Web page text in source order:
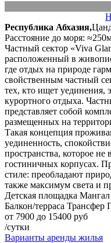
Республика Абхазия,
Расстояние до моря:
Частный сектор «Viva
расположенный в
где отдых на природе
свойственным частный
тех, кто ищет уединения,
курортного отдыха.
представляет собой
размещенных на
Такая концепция
уединенность,
пространства, которое
гостиничных корпусах.
стиле: преобладают
также максимум света и
Детская площадка Мангал
Балкон/терраса Трансфер
от 7900 до 15400 руб
/сутки
Варианты аренды жилья